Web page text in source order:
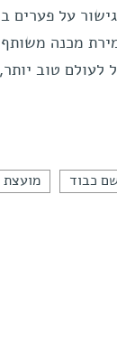
על פערים
מכנה משותף
לעולם טוב
כבוד מועצת